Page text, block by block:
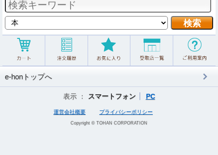
e-honトップへ
表示 ： スマートフォン PC
運営会社概要 プライバシーポリシー
Copyright © TOHAN CORPORATION